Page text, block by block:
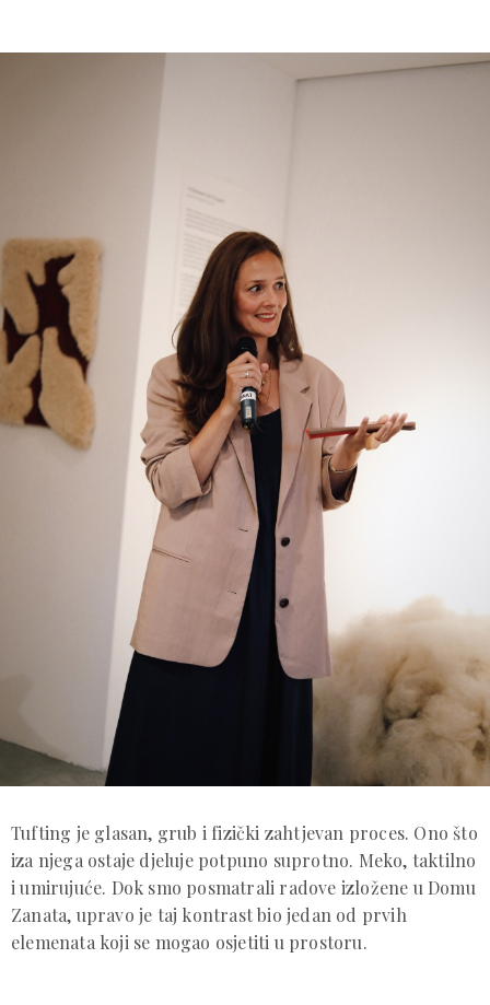
Tufting je glasan, grub i fizički zahtjevan proces. Ono što
iza njega ostaje djeluje potpuno suprotno. Meko, taktilno
i umirujuće. Dok smo posmatrali radove izložene u Domu
Zanata, upravo je taj kontrast bio jedan od prvih
elemenata koji se mogao osjetiti u prostoru.